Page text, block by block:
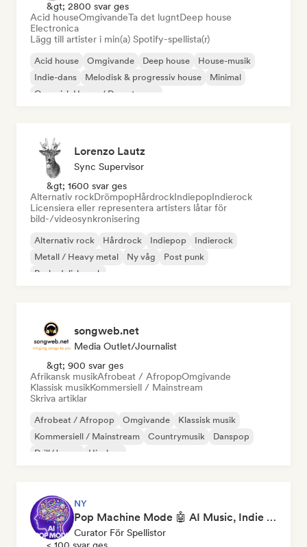
&gt; 2800 svar ges
Acid houseOmgivandeTa det lugntDeep house
Electronica
Lägg till artister i min(a) Spotify-spellista(r)
Acid house Omgivande Deep house
House-musik
Indie-dans
Melodisk & progressiv house
Minimal
Organisk House / Downtempo
Lorenzo Lautz
Sync Supervisor
&gt; 1600 svar ges
Alternativ rockDrömpopHårdrockIndiepopIndierock
Licensiera eller representera artisters låtar för
bild-/videosynkronisering
Alternativ rock Hårdrock Indiepop
Indierock
Metall / Heavy metal
Ny våg
Post punk
Psykedelisk rock
songweb.net
Media Outlet/Journalist
&gt; 900 svar ges
Afrikansk musikAfrobeat / AfropopOmgivande
Klassisk musikKommersiell / Mainstream
Skriva artiklar
Afrobeat / Afropop Omgivande
Klassisk musik
Kommersiell / Mainstream
Countrymusik
Danspop
Drill/Jersey
Hip-hop
NY
Pop Machine Mode 🤖 AI Music, Indie Pop & Dream Pop
Curator För Spellistor